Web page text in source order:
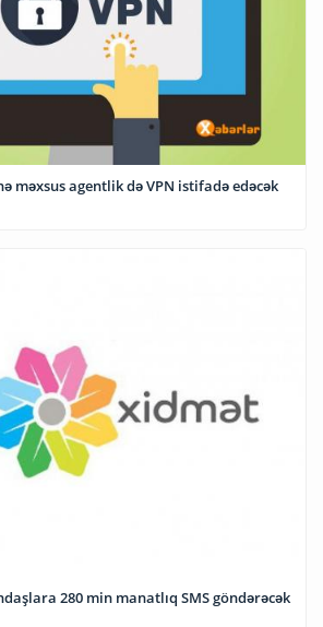
məxsus agentlik də VPN istifadə edəcək
280 min manatlıq SMS göndərəcək